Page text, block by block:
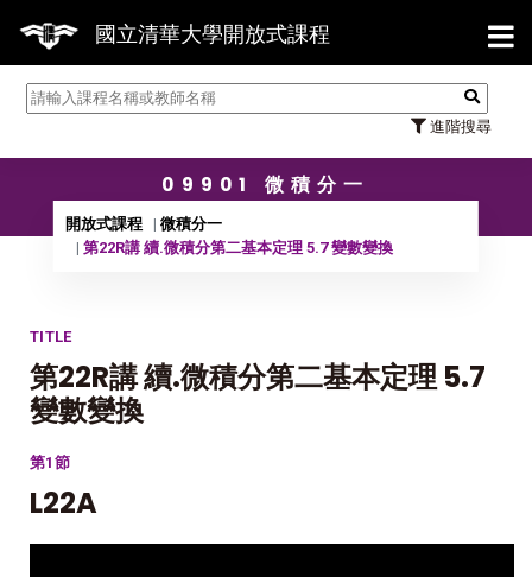
國立清華大學開放式課程
進階搜尋
【
09901 微積分一
開放式課程
微積分一
第22R講 續.微積分第二基本定理 5.7 變數變換
TITLE
第22R講 續.微積分第二基本定理 5.7
變數變換
第1節
L22A